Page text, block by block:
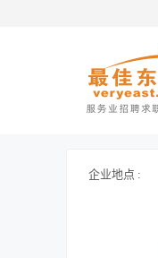
企业地点 :